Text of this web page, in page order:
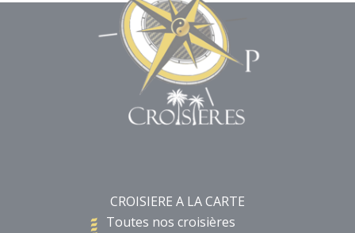
CROISIERE A LA CARTE
Toutes nos croisières